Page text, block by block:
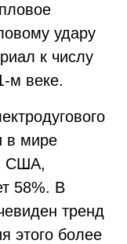
удару
к числу
м веке.
в мире
США,
58%. В
тренд
этого более